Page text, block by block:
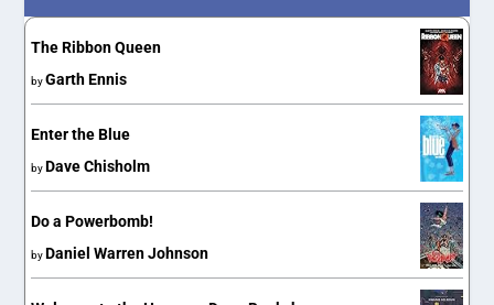
The Ribbon Queen
byGarth Ennis
Enter the Blue
by Dave Chisholm
Do a Powerbomb!
by Daniel Warren Johnson